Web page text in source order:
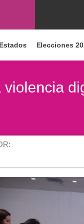
Estados Elecciones
violencia